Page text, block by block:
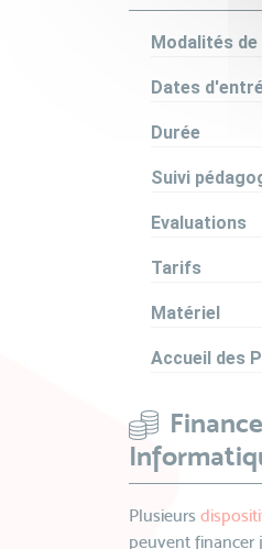
Modalités
Dates
Durée
Suivi
Evaluations
Tarifs
Matériel
Accueil des
Plusieurs
peuvent financer